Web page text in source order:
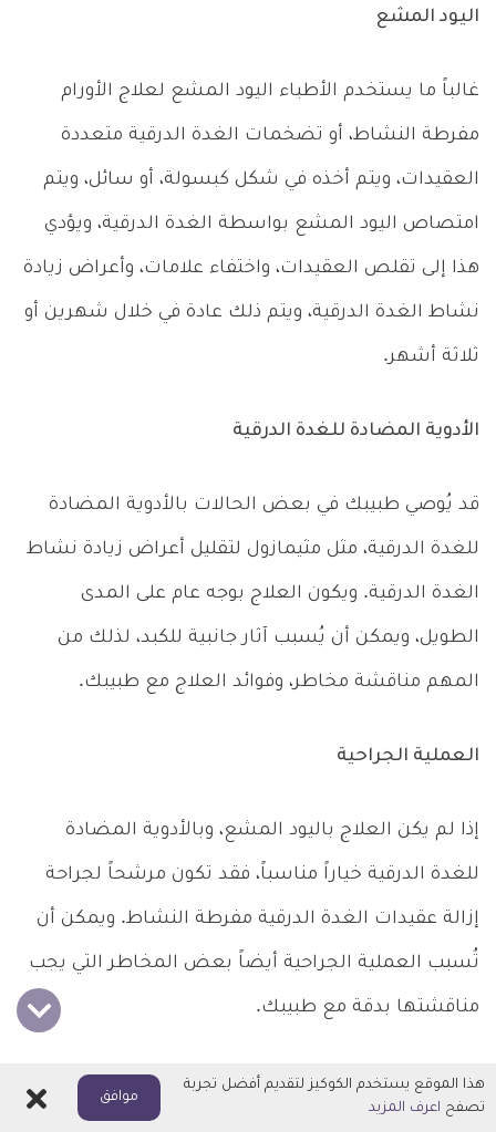
اليود المشع
غالباً ما يستخدم الأطباء اليود المشع لعلاج الأورام
مفرطة النشاط، أو تضخمات الغدة الدرقية متعددة
العقيدات، ويتم أخذه في شكل كبسولة، أو سائل، ويتم
امتصاص اليود المشع بواسطة الغدة الدرقية، ويؤدي
هذا إلى تقلص العقيدات، واختفاء علامات، وأعراض زيادة
نشاط الغدة الدرقية، ويتم ذلك عادة في خلال شهرين أو
ثلاثة أشهر.
الأدوية المضادة للغدة الدرقية
قد يُوصي طبيبك في بعض الحالات بالأدوية المضادة
للغدة الدرقية، مثل مثيمازول لتقليل أعراض زيادة نشاط
الغدة الدرقية. ويكون العلاج بوجه عام على المدى
الطويل، ويمكن أن يُسبب آثار جانبية للكبد، لذلك من
المهم مناقشة مخاطر، وفوائد العلاج مع طبيبك.
العملية الجراحية
إذا لم يكن العلاج باليود المشع، وبالأدوية المضادة
للغدة الدرقية خياراً مناسباً، فقد تكون مرشحاً لجراحة
إزالة عقيدات الغدة الدرقية مفرطة النشاط. ويمكن أن
تُسبب العملية الجراحية أيضاً بعض المخاطر التي يجب
مناقشتها بدقة مع طبيبك.
علاج العقيدات السرطانية
هذا الموقع يستخدم الكوكيز لتقديم أفضل تجربة
تصفح اعرف المزيد
موافق اغلاق